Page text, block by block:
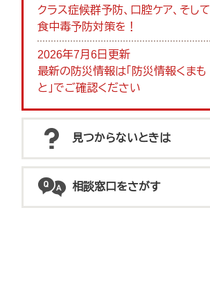
クラス症候群予防、口腔ケア、そして
食中毒予防対策を！
2026年7月6日更新
最新の防災情報は「防災情報くまも
と」でご確認ください
見つからないときは
相談窓口をさがす